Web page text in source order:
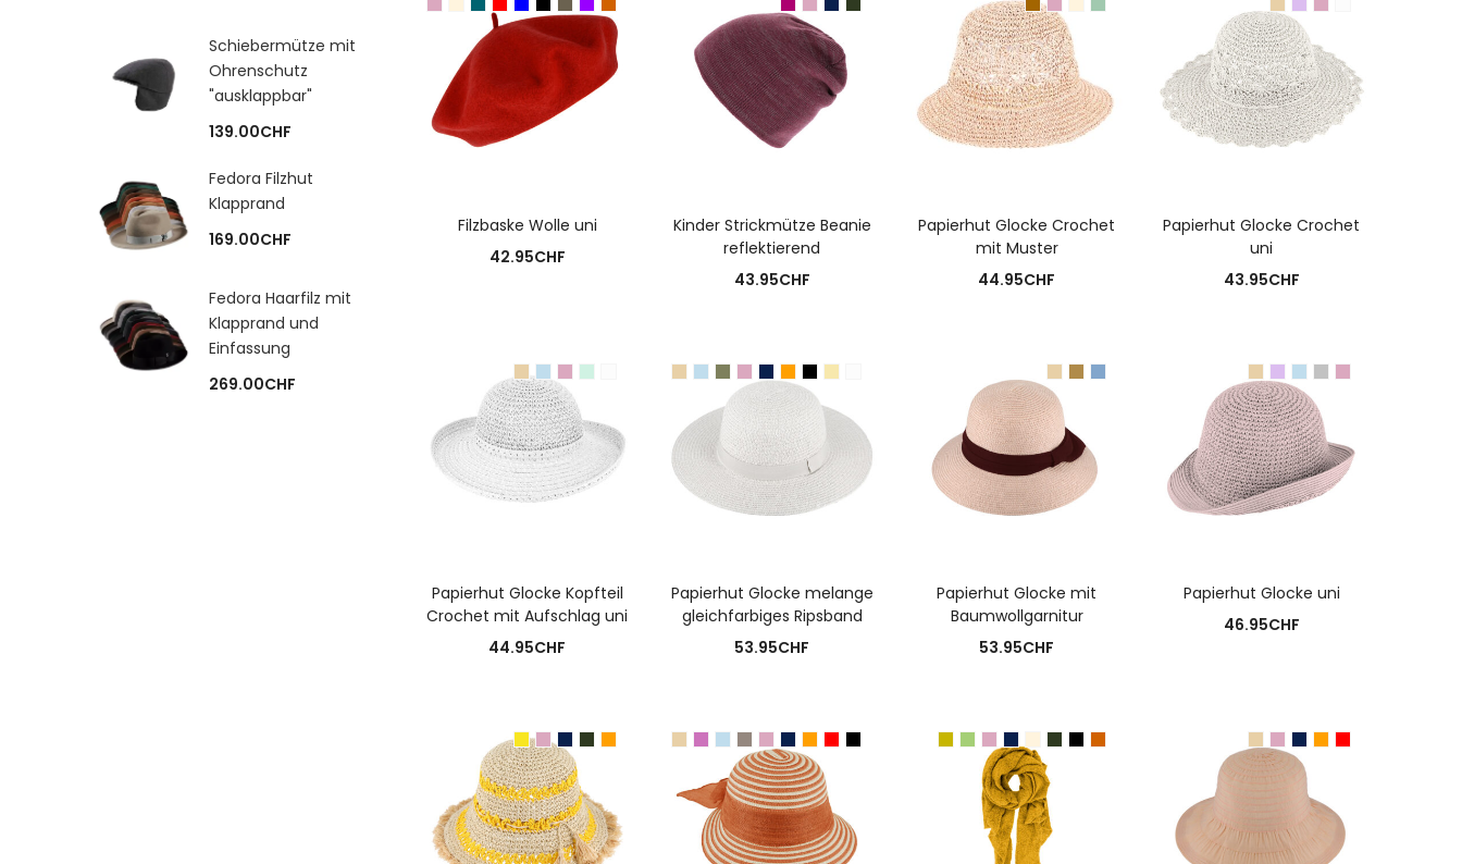
Filzbaske Wolle uni
42.95CHF
Kinder Strickmütze Beanie
reflektierend
43.95CHF
Papierhut Glocke Crochet
mit Muster
44.95CHF
Papierhut Glocke Crochet
uni
43.95CHF
Papierhut Glocke Kopfteil
Crochet mit Aufschlag uni
44.95CHF
Papierhut Glocke melange
gleichfarbiges Ripsband
53.95CHF
Papierhut Glocke mit
Baumwollgarnitur
53.95CHF
Papierhut Glocke uni
46.95CHF
Schiebermütze mit
Ohrenschutz
"ausklappbar"
139.00CHF
Fedora Filzhut
Klapprand
169.00CHF
Fedora Haarfilz mit
Klapprand und
Einfassung
269.00CHF